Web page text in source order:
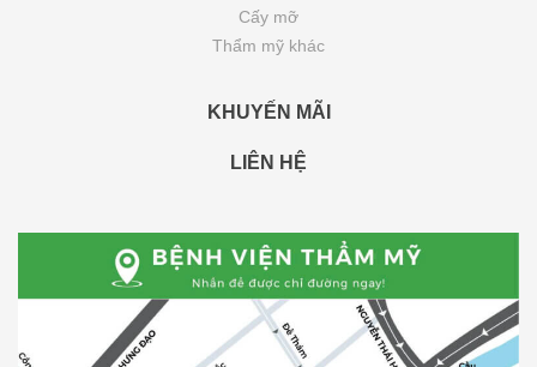
Cấy mỡ
Thẩm mỹ khác
KHUYẾN MÃI
LIÊN HỆ